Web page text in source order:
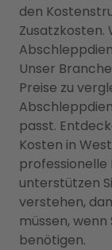
den
Zusatzkosten.
Unser
Preise zu
passt.
Kosten in
professionelle
unterstützen
verstehen,
müssen,
benötigen.